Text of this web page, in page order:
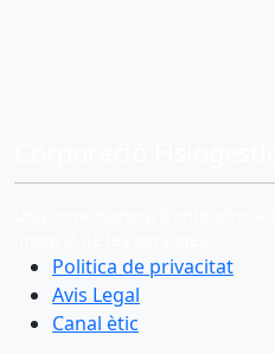
Politica de privacitat
Avis Legal
Canal ètic